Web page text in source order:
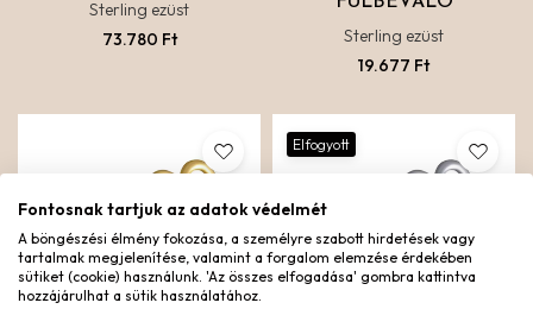
Sterling ezüst
73.780 Ft
Sterling ezüst
19.677 Ft
Elfogyott
Fontosnak tartjuk az adatok védelmét
A böngészési élmény fokozása, a személyre szabott hirdetések vagy
tartalmak megjelenítése, valamint a forgalom elemzése érdekében
sütiket (cookie) használunk. 'Az összes elfogadása' gombra kattintva
hozzájárulhat a sütik használatához.